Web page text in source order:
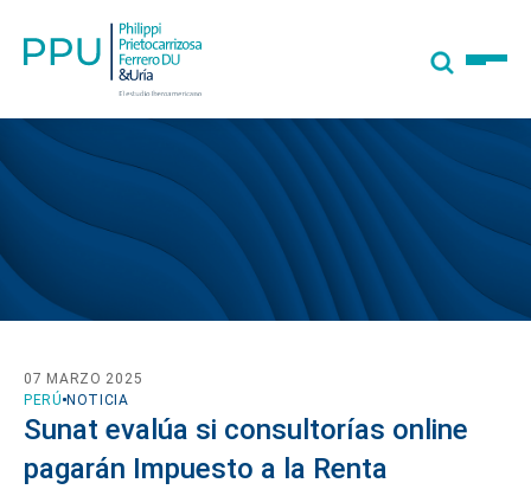
PERÚ NOTICIA
07 MARZO 2025
Sunat evalúa si consultorías online
pagarán Impuesto a la Renta